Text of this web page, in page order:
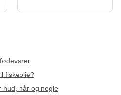
fiskeolie?
hud, hår og negle